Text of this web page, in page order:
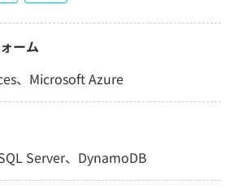
ーム
、Microsoft Azure
Server、DynamoDB